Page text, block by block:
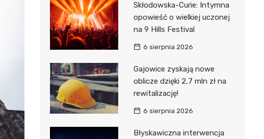
Skłodowska-Curie: Intymna
opowieść o wielkiej uczonej
na 9 Hills Festival
6 sierpnia 2026
Gajowice zyskają nowe
oblicze dzięki 2,7 mln zł na
rewitalizację!
6 sierpnia 2026
Błyskawiczna interwencja